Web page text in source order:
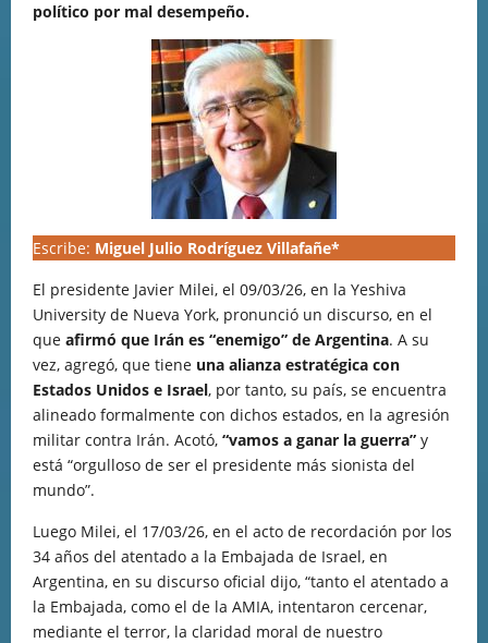
político por mal desempeño.
Escribe: Miguel Julio Rodríguez Villafañe*
El presidente Javier Milei, el 09/03/26, en la Yeshiva
University de Nueva York, pronunció un discurso, en el
que afirmó que Irán es “enemigo” de Argentina. A su
vez, agregó, que tiene una alianza estratégica con
Estados Unidos e Israel, por tanto, su país, se encuentra
alineado formalmente con dichos estados, en la agresión
militar contra Irán. Acotó, “vamos a ganar la guerra” y
está “orgulloso de ser el presidente más sionista del
mundo”.
Luego Milei, el 17/03/26, en el acto de recordación por los
34 años del atentado a la Embajada de Israel, en
Argentina, en su discurso oficial dijo, “tanto el atentado a
la Embajada, como el de la AMIA, intentaron cercenar,
mediante el terror, la claridad moral de nuestro